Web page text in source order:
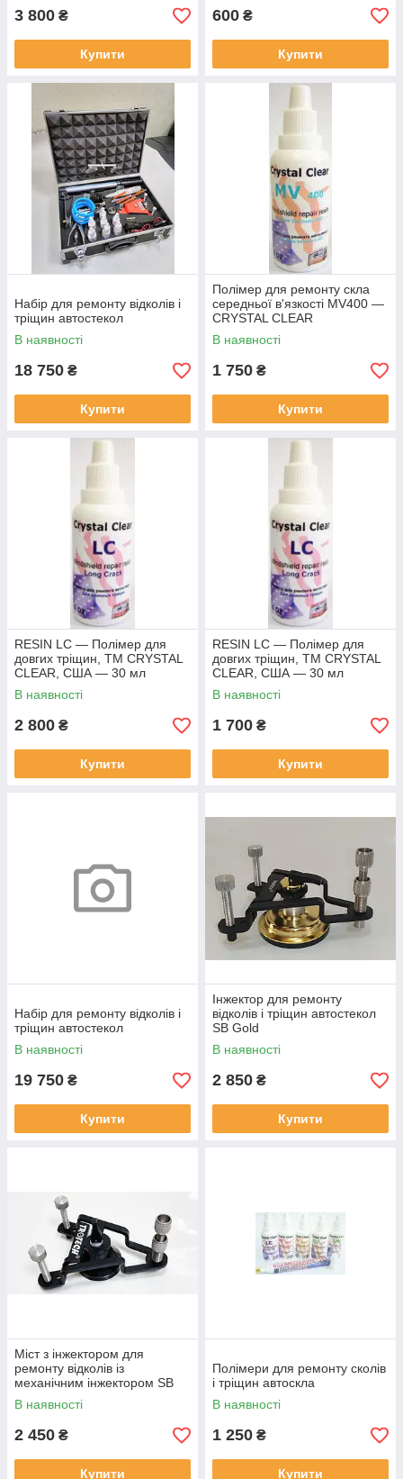
3 800 ₴
Купити
600 ₴
Купити
Набір для ремонту відколів і
тріщин автостекол
В наявності
18 750 ₴
Купити
Полімер для ремонту скла
середньої в'язкості MV400 —
CRYSTAL CLEAR
В наявності
1 750 ₴
Купити
RESIN LC — Полімер для
довгих тріщин, ТМ CRYSTAL
CLEAR, США — 30 мл
В наявності
2 800 ₴
Купити
RESIN LC — Полімер для
довгих тріщин, ТМ CRYSTAL
CLEAR, США — 30 мл
В наявності
1 700 ₴
Купити
Набір для ремонту відколів і
тріщин автостекол
В наявності
19 750 ₴
Купити
Інжектор для ремонту
відколів і тріщин автостекол
SB Gold
В наявності
2 850 ₴
Купити
Міст з інжектором для
ремонту відколів із
механічним інжектором SB
Base
В наявності
2 450 ₴
Купити
Полімери для ремонту сколів
і тріщин автоскла
В наявності
1 250 ₴
Купити